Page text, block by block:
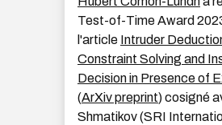
Test-of-Time Award
l'article Intruder
Constraint Solving and
Decision in Presence of
(ArXiv preprint) cosigné
Shmatikov (SRI